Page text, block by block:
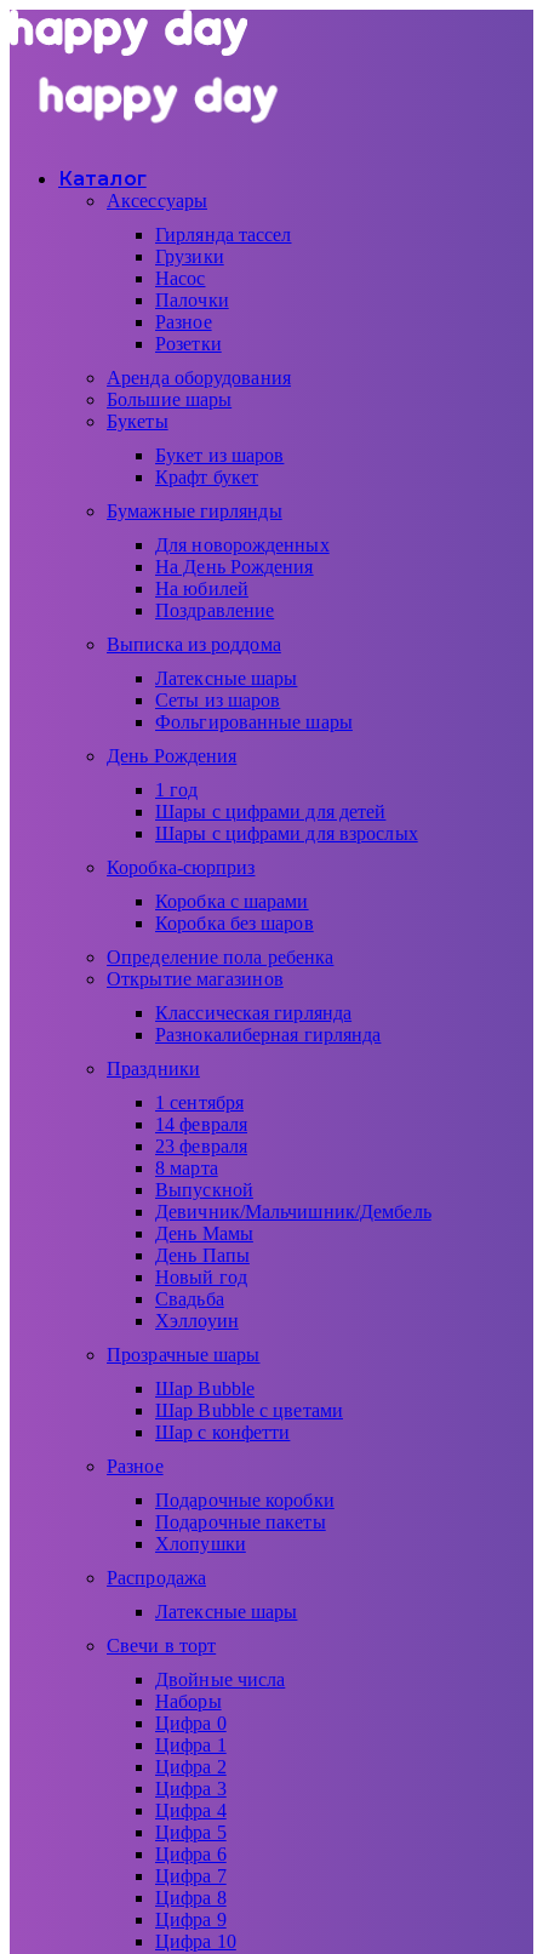
Каталог
Аксессуары
Гирлянда тассел
Грузики
Насос
Палочки
Разное
Розетки
Аренда оборудования
Большие шары
Букеты
Букет из шаров
Крафт букет
Бумажные гирлянды
Для новорожденных
На День Рождения
На юбилей
Поздравление
Выписка из роддома
Латексные шары
Сеты из шаров
Фольгированные шары
День Рождения
1 год
Шары с цифрами для детей
Шары с цифрами для взрослых
Коробка-сюрприз
Коробка с шарами
Коробка без шаров
Определение пола ребенка
Открытие магазинов
Классическая гирлянда
Разнокалиберная гирлянда
Праздники
1 сентября
14 февраля
23 февраля
8 марта
Выпускной
Девичник/Мальчишник/Дембель
День Мамы
День Папы
Новый год
Свадьба
Хэллоуин
Прозрачные шары
Шар Bubble
Шар Bubble с цветами
Шар с конфетти
Разное
Подарочные коробки
Подарочные пакеты
Хлопушки
Распродажа
Латексные шары
Свечи в торт
Двойные числа
Наборы
Цифра 0
Цифра 1
Цифра 2
Цифра 3
Цифра 4
Цифра 5
Цифра 6
Цифра 7
Цифра 8
Цифра 9
Цифра 10